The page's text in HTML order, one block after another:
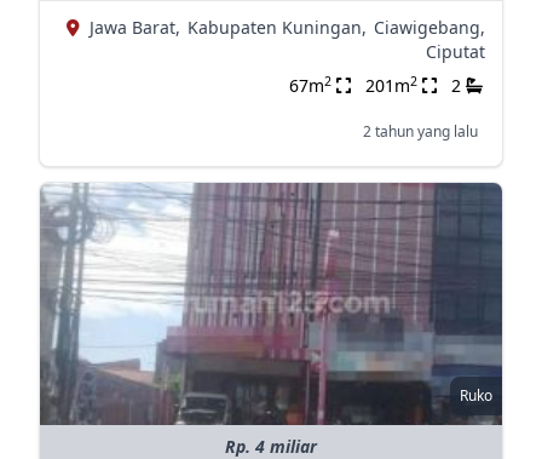
Jawa Barat, Kabupaten Kuningan, Ciawigebang,
Ciputat
67m2 201m2 2
2 tahun yang lalu
Ruko
Rp. 4 miliar